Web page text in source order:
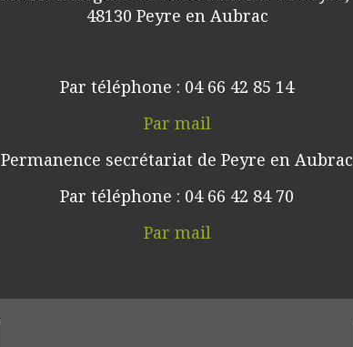
48130 Peyre en Aubrac
Par téléphone : 04 66 42 85 14
Par mail
Permanence secrétariat de Peyre en Aubrac
Par téléphone : 04 66 42 84 70
Par mail